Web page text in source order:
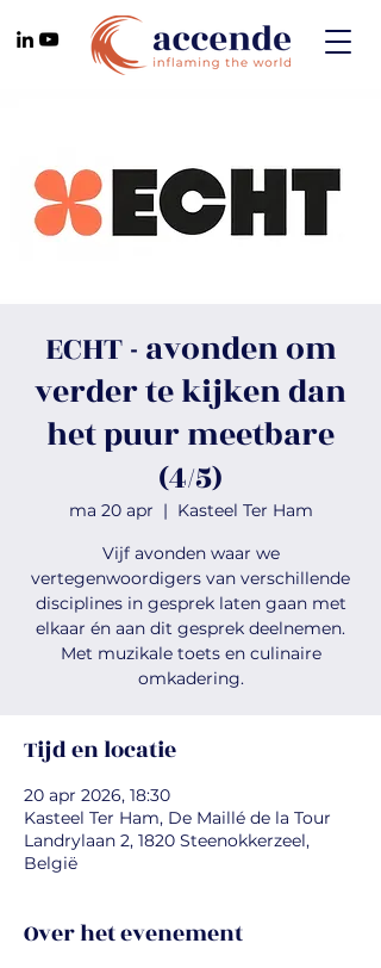
ECHT - avonden om
verder te kijken dan
het puur meetbare
(4/5)
ma 20 apr
  |
Kasteel Ter Ham
Vijf avonden waar we
vertegenwoordigers van verschillende
disciplines in gesprek laten gaan met
elkaar én aan dit gesprek deelnemen.
Met muzikale toets en culinaire
omkadering.
Tijd en locatie
20 apr 2026, 18:30
Kasteel Ter Ham, De Maillé de la Tour
Landrylaan 2, 1820 Steenokkerzeel,
België
Over het evenement